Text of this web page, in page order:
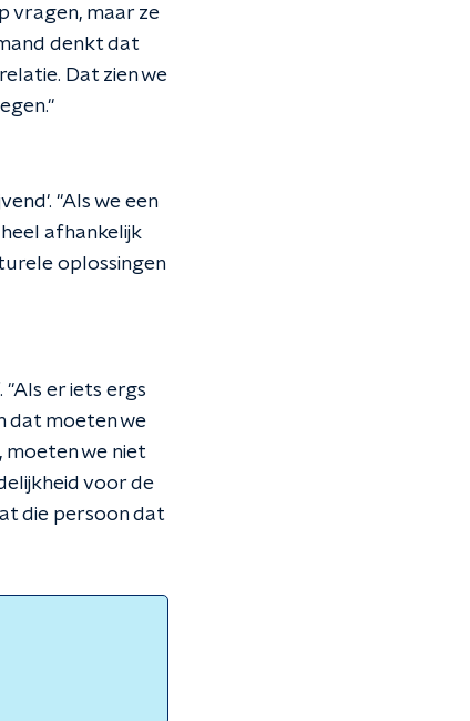
vragen, maar ze
denkt dat
Dat zien we
"Als we een
afhankelijk
oplossingen
er iets ergs
dat moeten we
moeten we niet
voor de
die persoon dat